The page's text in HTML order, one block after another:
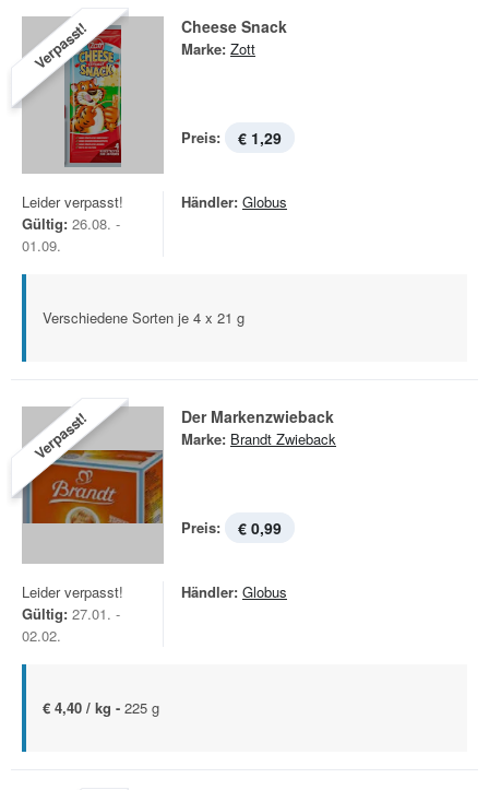
Verpasst! Cheese Snack
Marke: Zott
Preis: € 1,29
Leider verpasst!
Gültig: 26.08. -
01.09.
Händler: Globus
Verschiedene Sorten je 4 x 21 g
Verpasst! Der Markenzwieback
Marke: Brandt Zwieback
Preis: € 0,99
Leider verpasst!
Gültig: 27.01. -
02.02.
Händler: Globus
€ 4,40 / kg - 225 g